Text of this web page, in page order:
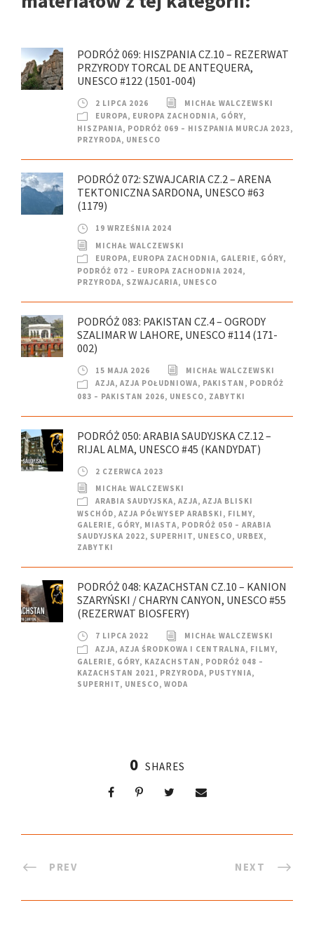
PODRÓŻ 069: HISZPANIA CZ.10 – REZERWAT
PRZYRODY TORCAL DE ANTEQUERA,
UNESCO #122 (1501-004)
2 LIPCA 2026
MICHAŁ WALCZEWSKI
EUROPA, EUROPA ZACHODNIA, GÓRY,
HISZPANIA, PODRÓŻ 069 – HISZPANIA MURCJA 2023,
PRZYRODA, UNESCO
PODRÓŻ 072: SZWAJCARIA CZ.2 – ARENA
TEKTONICZNA SARDONA, UNESCO #63
(1179)
19 WRZEŚNIA 2024
MICHAŁ WALCZEWSKI
EUROPA, EUROPA ZACHODNIA, GALERIE, GÓRY,
PODRÓŻ 072 – EUROPA ZACHODNIA 2024,
PRZYRODA, SZWAJCARIA, UNESCO
PODRÓŻ 083: PAKISTAN CZ.4 – OGRODY
SZALIMAR W LAHORE, UNESCO #114 (171-
002)
15 MAJA 2026
MICHAŁ WALCZEWSKI
AZJA, AZJA POŁUDNIOWA, PAKISTAN , PODRÓŻ
083 – PAKISTAN 2026, UNESCO, ZABYTKI
PODRÓŻ 050: ARABIA SAUDYJSKA CZ.12 –
RIJAL ALMA, UNESCO #45 (KANDYDAT)
2 CZERWCA 2023
MICHAŁ WALCZEWSKI
ARABIA SAUDYJSKA, AZJA, AZJA BLISKI
WSCHÓD, AZJA PÓŁWYSEP ARABSKI , FILMY,
GALERIE, GÓRY, MIASTA, PODRÓŻ 050 – ARABIA
SAUDYJSKA 2022, SUPERHIT, UNESCO, URBEX,
ZABYTKI
PODRÓŻ 048: KAZACHSTAN CZ.10 – KANION
SZARYŃSKI / CHARYN CANYON, UNESCO #55
(REZERWAT BIOSFERY)
7 LIPCA 2022
MICHAŁ WALCZEWSKI
AZJA, AZJA ŚRODKOWA I CENTRALNA, FILMY,
GALERIE, GÓRY, KAZACHSTAN , PODRÓŻ 048 –
KAZACHSTAN 2021 , PRZYRODA, PUSTYNIA,
SUPERHIT, UNESCO, WODA
0 SHARES
PREV NEXT